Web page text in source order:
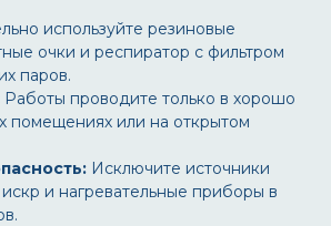
используйте резиновые
очки и респиратор с фильтром
паров.
Работы проводите только в хорошо
помещениях или на открытом
Исключите источники
искр и нагревательные приборы в